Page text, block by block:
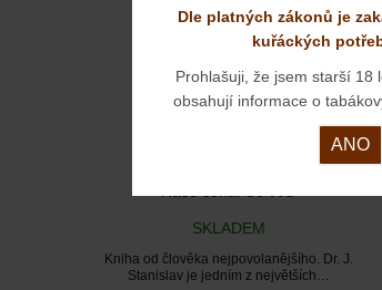
SKLADEM
Kniha od člověka nejpovolanějšího. Dr. J.
Stanislav je jedním z největších…
Dle platných zákonů je
kuřáckých
Prohlašuji, že jsem starší 18
obsahují informace o
ANO